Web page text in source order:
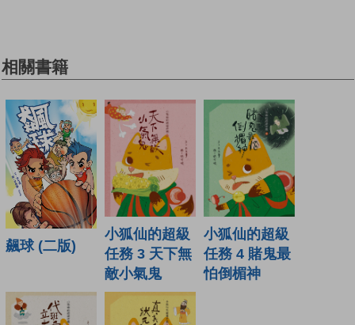
相關書籍
飆球 (二版)
小狐仙的超級
任務 3 天下無
敵小氣鬼
小狐仙的超級
任務 4 賭鬼最
怕倒楣神